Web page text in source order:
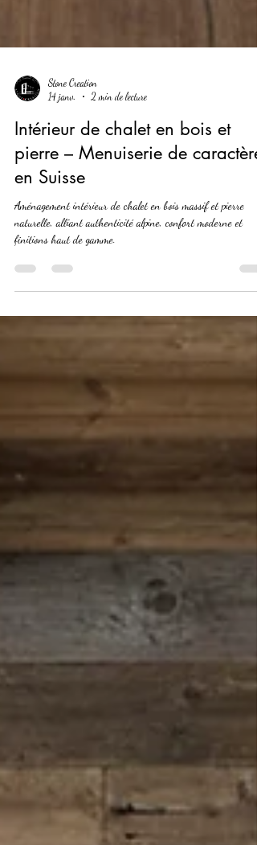
14 janv.
2 min de lecture
Intérieur de chalet en bois et
pierre – Menuiserie de caractère
en Suisse
Aménagement intérieur de chalet en bois massif et pierre
finitions haut de gamme.